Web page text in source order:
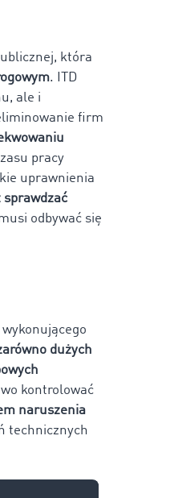
która
. ITD
ale i
firm
pracy
uprawnienia
sprawdzać
odbywać się
dużych
kontrolować
naruszenia
technicznych